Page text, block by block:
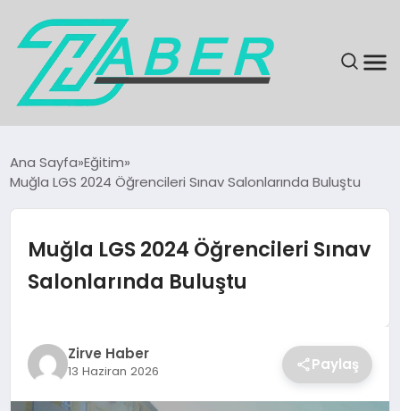
GÜNDEM
EKONOMI
MAGAZIN
KÜLTÜR & SANAT
Ana Sayfa Eğitim
Muğla LGS 2024 Öğrencileri Sınav Salonlarında Buluştu
Muğla LGS 2024 Öğrencileri Sınav
Salonlarında Buluştu
Zirve Haber
13 Haziran 2026 Paylaş